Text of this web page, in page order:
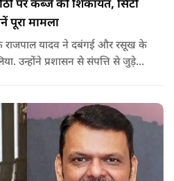
पर कब्जे की शिकायत, सिटी
पूरा मामला
राजपाल यादव ने दबंगई और रसूख के
उन्होंने प्रशासन से संपत्ति से जुड़े